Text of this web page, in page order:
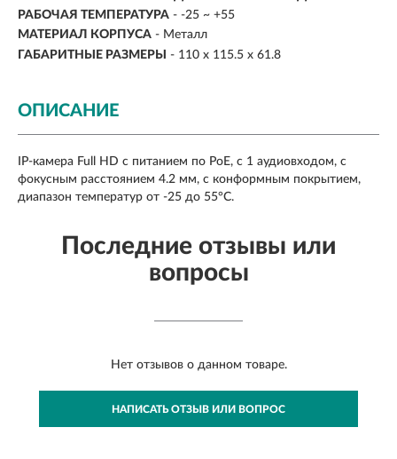
РАБОЧАЯ ТЕМПЕРАТУРА - -25 ~ +55
МАТЕРИАЛ КОРПУСА - Металл
ГАБАРИТНЫЕ РАЗМЕРЫ
- 110 x 115.5 x 61.8
ОПИСАНИЕ
IP-камера Full HD с питанием по PoE, с 1 аудиовходом, с
фокусным расстоянием 4.2 мм, с конформным покрытием,
диапазон температур от -25 до 55°C.
Последние отзывы или
вопросы
Нет отзывов о данном товаре.
НАПИСАТЬ ОТЗЫВ ИЛИ ВОПРОС